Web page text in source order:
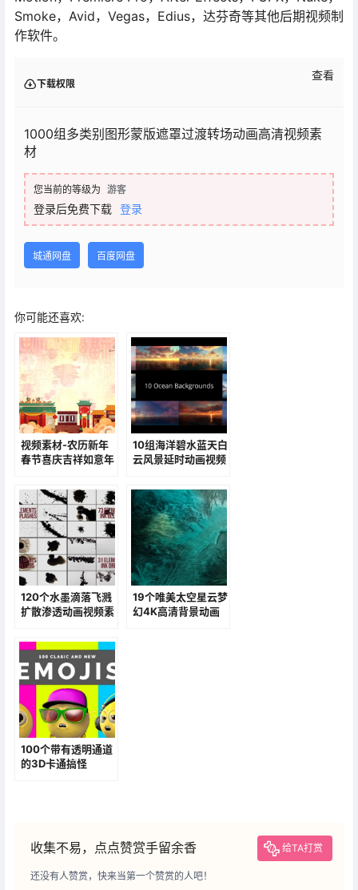
Smoke，Avid，Vegas，Edius，达芬奇等其他后期视频制
作软件。
下载权限
查看
1000组多类别图形蒙版遮罩过渡转场动画高清视频素
材
您当前的等级为 游客
登录后免费下载 登录
城通网盘 百度网盘
你可能还喜欢:
视频素材-农历新年
春节喜庆吉祥如意年
动画
10组海洋碧水蓝天白
云风景延时动画视频
120个水墨滴落飞溅
扩散渗透动画视频素
19个唯美太空星云梦
幻4K高清背景动画
100个带有透明通道
的3D卡通搞怪
收集不易，点点赞赏手留余香 给TA打赏
还没有人赞赏，快来当第一个赞赏的人吧！